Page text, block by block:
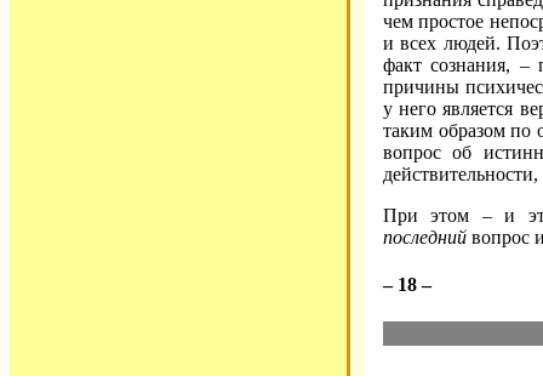
чем простое
и всех людей.
факт сознания, –
причины
у него является
таким образом по
вопрос об
При этом – и
последний вопрос
– 18 –